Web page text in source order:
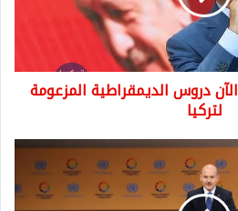
دروس الديمقراطية المزعومة
لتركيا